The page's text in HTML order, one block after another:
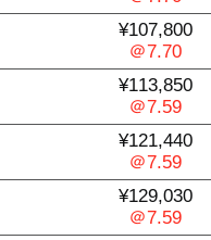
¥107,800
＠7.70
¥113,850
＠7.59
¥121,440
＠7.59
¥129,030
＠7.59